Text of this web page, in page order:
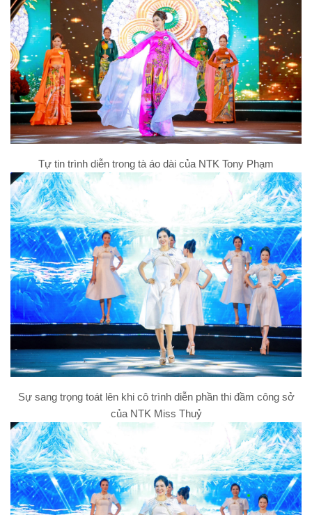
Tự tin trình diễn trong tà áo dài của NTK Tony Phạm
Sự sang trọng toát lên khi cô trình diễn phần thi đầm công sở
của NTK Miss Thuỷ